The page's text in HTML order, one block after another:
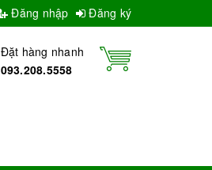
Đăng nhập Đăng ký
Đặt hàng nhanh
093.208.5558